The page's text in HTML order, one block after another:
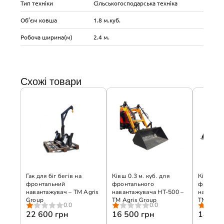
Тип техніки Сільськогосподарська техніка
Об’єм ковша 1.8 м.куб.
Робоча ширина(м) 2.4 м.
Схожі товари
Гак для біг бегів на
фронтальний
навантажувач – ТМ Agris
Group
0.0
22 600 грн
Ківш 0.3 м. куб. для
фронтального
навантажувача НТ-500 –
ТМ Agris Group
0.0
16 500 грн
Ківш
ТМ Agris
18